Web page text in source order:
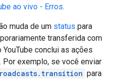
ao vivo - Erros.
muda de um status para
transferida com
conclui as ações
exemplo, se você enviar
para